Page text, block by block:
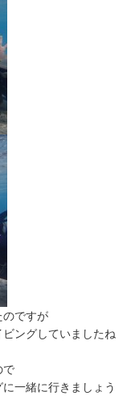
のですが
ングしていましたね
で
一緒に行きましょう